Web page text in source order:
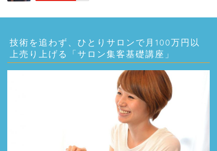
技術を追わず、ひとりサロンで月100万円以
上売り上げる「サロン集客基礎講座」